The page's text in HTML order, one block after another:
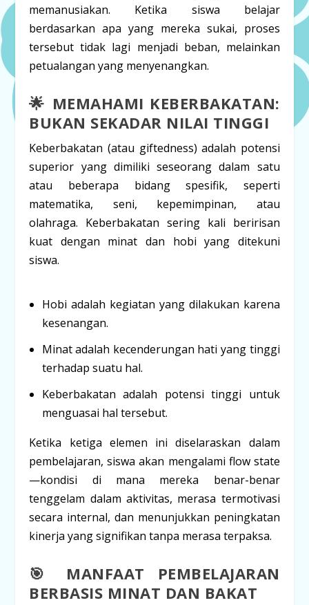
memanusiakan. Ketika siswa belajar
berdasarkan apa yang mereka sukai, proses
tersebut tidak lagi menjadi beban, melainkan
petualangan yang menyenangkan.
🌟 MEMAHAMI KEBERBAKATAN:
BUKAN SEKADAR NILAI TINGGI
Keberbakatan (atau giftedness) adalah potensi
superior yang dimiliki seseorang dalam satu
atau beberapa bidang spesifik, seperti
matematika, seni, kepemimpinan, atau
olahraga. Keberbakatan sering kali beririsan
kuat dengan minat dan hobi yang ditekuni
siswa.
Hobi adalah kegiatan yang dilakukan karena
kesenangan.
Minatadalah kecenderungan hati yang tinggi
terhadap suatu hal.
Keberbakatan adalah potensi tinggi untuk
menguasai hal tersebut.
Ketika ketiga elemen ini diselaraskan dalam
pembelajaran, siswa akan mengalami flow state
—kondisi di mana mereka benar-benar
tenggelam dalam aktivitas, merasa termotivasi
secara internal, dan menunjukkan peningkatan
kinerja yang signifikan tanpa merasa terpaksa.
🎯 MANFAAT PEMBELAJARAN
BERBASIS MINAT DAN BAKAT